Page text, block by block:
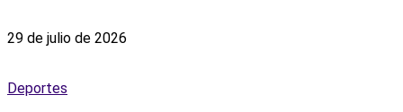
29 de julio de 2026
Deportes